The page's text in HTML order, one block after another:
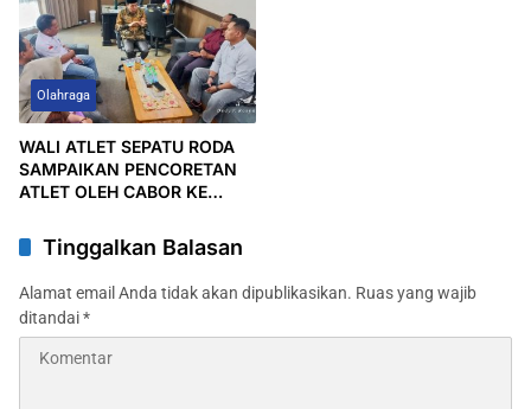
Olahraga
WALI ATLET SEPATU RODA
SAMPAIKAN PENCORETAN
ATLET OLEH CABOR KE
AKAN PANGGIL KETUA KONI
DAN PERSEROSI
Tinggalkan Balasan
Alamat email Anda tidak akan dipublikasikan. Ruas yang wajib
ditandai*